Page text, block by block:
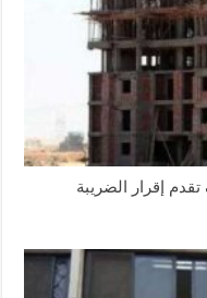
إقرار الضريبة